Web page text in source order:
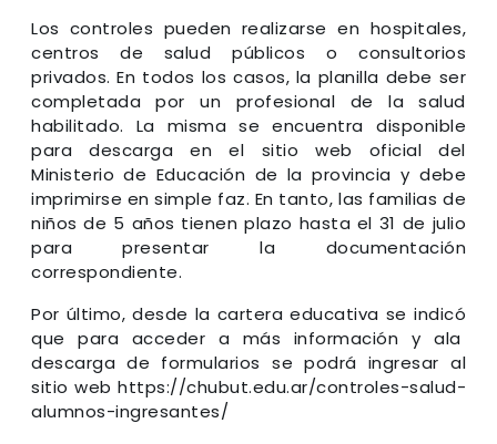
Los controles pueden realizarse en hospitales,
centros de salud públicos o consultorios
privados. En todos los casos, la planilla debe ser
completada por un profesional de la salud
habilitado. La misma se encuentra disponible
para descarga en el sitio web oficial del
Ministerio de Educación de la provincia y debe
imprimirse en simple faz. En tanto, las familias de
niños de 5 años tienen plazo hasta el 31 de julio
para presentar la documentación
correspondiente.
Por último, desde la cartera educativa se indicó
que para acceder a más información y ala
descarga de formularios se podrá ingresar al
sitio web https://chubut.edu.ar/controles-salud-
alumnos-ingresantes/